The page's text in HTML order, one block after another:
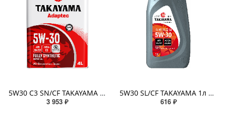
5W30 C3 SN/CF TAKAYAMA ADAPTEC 4л (металл) синтетическое
3 953 ₽
5W30 SL/CF TAKAYAMA 1л пластик синтетическое
616 ₽